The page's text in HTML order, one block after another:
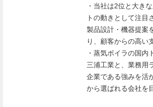
・当社は2位と大き
トの動きとして注目
製品設計・機器提案
り、顧客からの高い
・蒸気ボイラの国
三浦工業と、業務用
企業である強みを活
から選ばれる会社を